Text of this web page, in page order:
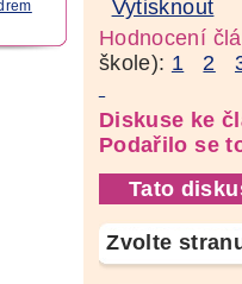
Vytisknout
Hodnocení
škole): 1 2
Diskuse ke
Podařilo se
Tato
Zvolte